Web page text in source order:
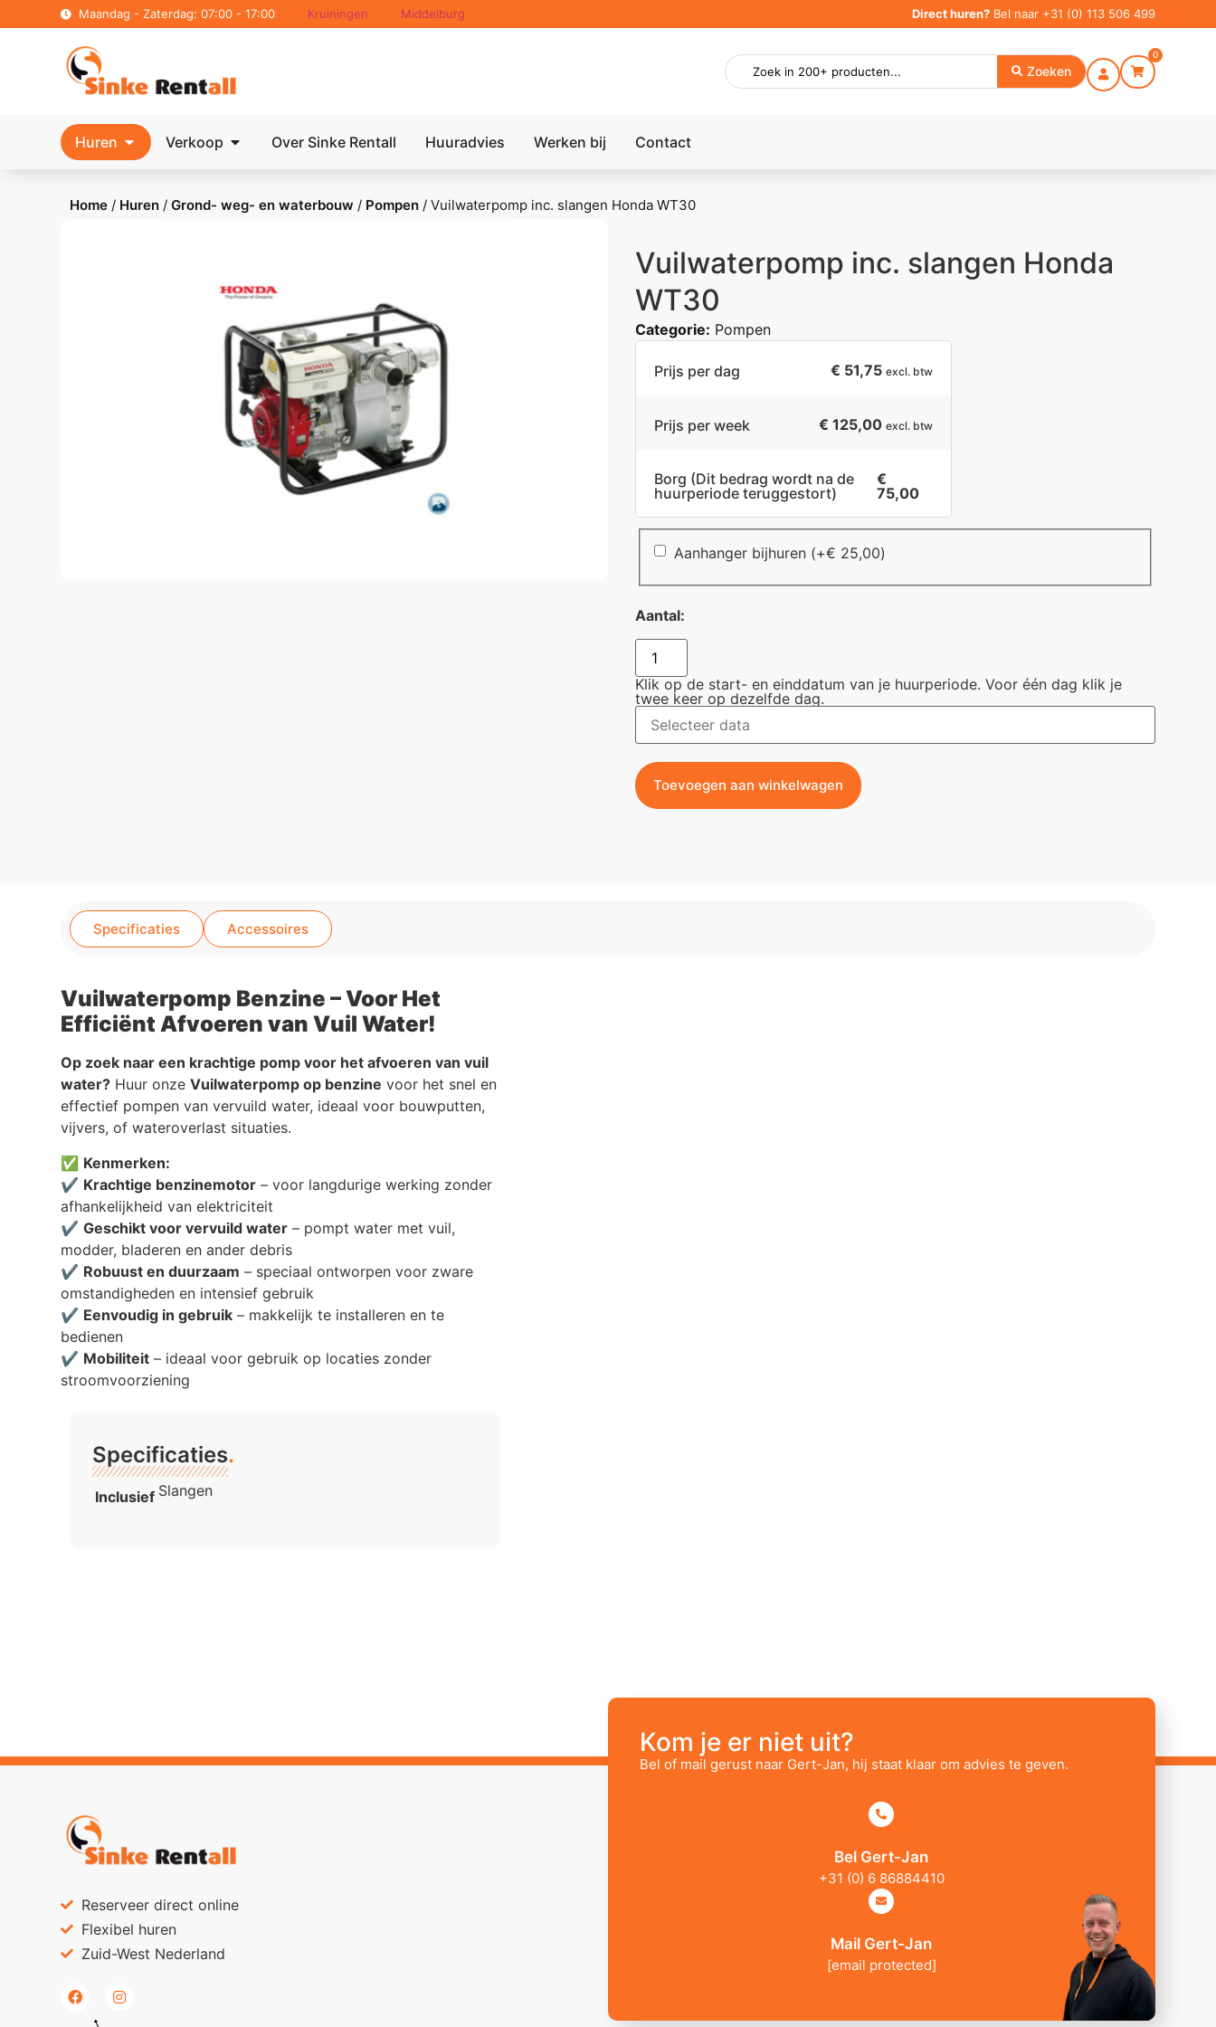
Maandag - Zaterdag: 07:00 - 17:00 Kruiningen Middelburg Direct huren?Bel naar +31 (0) 113 506 499
Zoeken
0
Huren Verkoop Over Sinke Rentall Huuradvies Werken bij Contact
Home / Huren /Grond- weg- en waterbouw / Pompen /Vuilwaterpomp inc. slangen Honda WT30
Vuilwaterpomp inc. slangen Honda
WT30
Categorie: Pompen
Prijs per dag € 51,75 excl. btw
Prijs per week € 125,00 excl. btw
Borg (Dit bedrag wordt na de
huurperiode teruggestort)
€
75,00
Aanhanger bijhuren (+€ 25,00)
Aantal:
Klik op de start- en einddatum van je huurperiode. Voor één dag klik je
twee keer op dezelfde dag.
Toevoegen aan winkelwagen
Specificaties Accessoires
Vuilwaterpomp Benzine – Voor Het
Efficiënt Afvoeren van Vuil Water!
Op zoek naar een krachtige pomp voor het afvoeren van vuil
water? Huur onzeVuilwaterpomp op benzine voor het snel en
effectief pompen van vervuild water, ideaal voor bouwputten,
vijvers, of wateroverlast situaties.
✅ Kenmerken:
✔️ Krachtige benzinemotor – voor langdurige werking zonder
afhankelijkheid van elektriciteit
✔️Geschikt voor vervuild water – pompt water met vuil,
modder, bladeren en ander debris
✔️ Robuust en duurzaam – speciaal ontworpen voor zware
omstandigheden en intensief gebruik
✔️ Eenvoudig in gebruik – makkelijk te installeren en te
bedienen
✔️ Mobiliteit – ideaal voor gebruik op locaties zonder
stroomvoorziening
Specificaties.
Inclusief Slangen
Reserveer direct online
Flexibel huren
Zuid-West Nederland
Kom je er niet uit?
Bel of mail gerust naar Gert-Jan, hij staat klaar om advies te geven.
Bel Gert-Jan
+31 (0) 6 86884410
Mail Gert-Jan
[email protected]